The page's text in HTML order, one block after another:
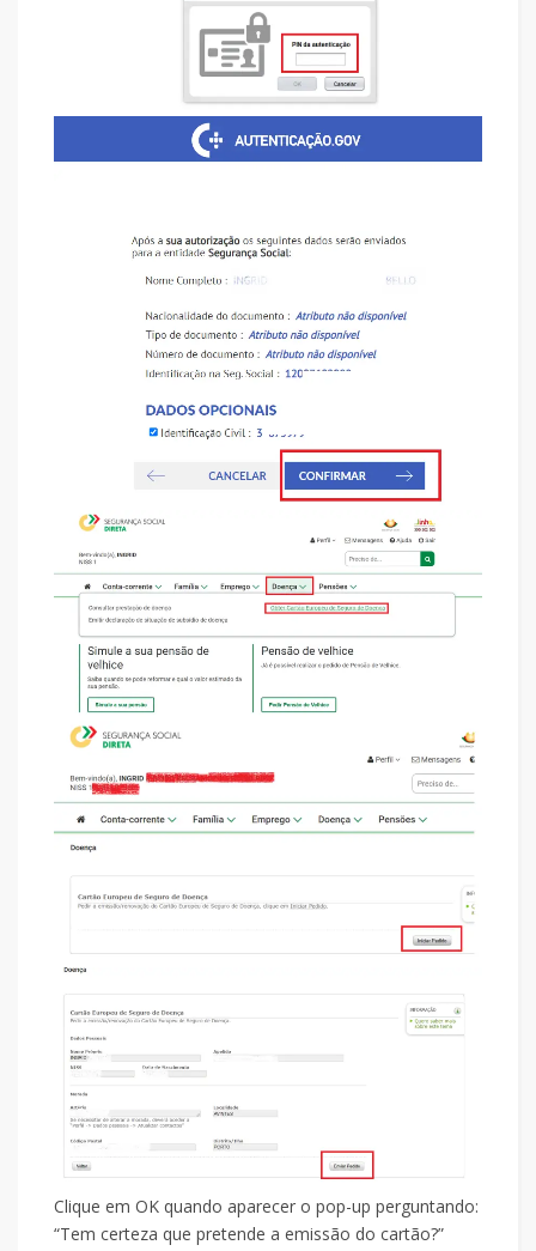
Clique em OK quando aparecer o pop-up perguntando:
“Tem certeza que pretende a emissão do cartão?”